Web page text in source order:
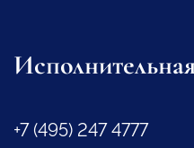
+7 (495) 247 4777